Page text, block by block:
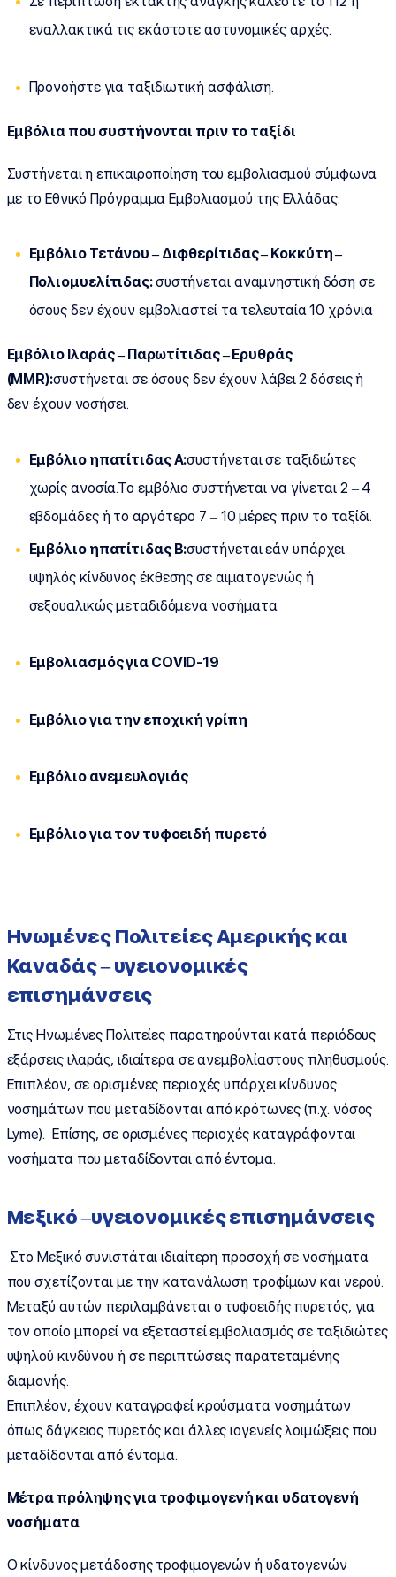
εναλλακτικά τις εκάστοτε αστυνομικές αρχές.
Προνοήστε για ταξιδιωτική ασφάλιση.
Εμβόλια που συστήνονται πριν το ταξίδι
Συστήνεται η επικαιροποίηση του εμβολιασμού σύμφωνα
με το Εθνικό Πρόγραμμα Εμβολιασμού της Ελλάδας.
Εμβόλιο Τετάνου – Διφθερίτιδας – Κοκκύτη –
Πολιομυελίτιδας:συστήνεται αναμνηστική δόση σε
όσους δεν έχουν εμβολιαστεί τα τελευταία 10 χρόνια
Εμβόλιο Ιλαράς – Παρωτίτιδας – Ερυθράς
(MMR):συστήνεται σε όσους δεν έχουν λάβει 2 δόσεις ή
δεν έχουν νοσήσει.
Εμβόλιο ηπατίτιδας Α:συστήνεται σε ταξιδιώτες
χωρίς ανοσία.Το εμβόλιο συστήνεται να γίνεται 2 – 4
εβδομάδες ή το αργότερο 7 – 10 μέρες πριν το ταξίδι.
Εμβόλιο ηπατίτιδας Β:συστήνεται εάν υπάρχει
υψηλός κίνδυνος έκθεσης σε αιματογενώς ή
σεξουαλικώς μεταδιδόμενα νοσήματα
Εμβολιασμός για COVID-19
Εμβόλιο για την εποχική γρίπη
Εμβόλιο ανεμευλογιάς
Εμβόλιο για τον τυφοειδή πυρετό
Ηνωμένες Πολιτείες Αμερικής και
Καναδάς – υγειονομικές
επισημάνσεις
Στις Ηνωμένες Πολιτείες παρατηρούνται κατά περιόδους
εξάρσεις ιλαράς, ιδιαίτερα σε ανεμβολίαστους πληθυσμούς.
Επιπλέον, σε ορισμένες περιοχές υπάρχει κίνδυνος
νοσημάτων που μεταδίδονται από κρότωνες (π.χ. νόσος
Lyme). Επίσης, σε ορισμένες περιοχές καταγράφονται
νοσήματα που μεταδίδονται από έντομα.
Μεξικό –υγειονομικές επισημάνσεις
Στο Μεξικό συνιστάται ιδιαίτερη προσοχή σε νοσήματα
που σχετίζονται με την κατανάλωση τροφίμων και νερού.
Μεταξύ αυτών περιλαμβάνεται ο τυφοειδής πυρετός, για
τον οποίο μπορεί να εξεταστεί εμβολιασμός σε ταξιδιώτες
υψηλού κινδύνου ή σε περιπτώσεις παρατεταμένης
διαμονής.
Επιπλέον, έχουν καταγραφεί κρούσματα νοσημάτων
όπως δάγκειος πυρετός και άλλες ιογενείς λοιμώξεις που
μεταδίδονται από έντομα.
Μέτρα πρόληψης για τροφιμογενή και υδατογενή
νοσήματα
Ο κίνδυνος μετάδοσης τροφιμογενών ή υδατογενών